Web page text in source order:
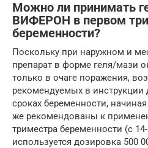
Можно ли принимать
ВИФЕРОН в первом
беременности?
Поскольку при наружном и
препарат в форме геля/мази
только в очаге поражения,
рекомендуемых в инструкции
сроках беременности,
же рекомендованы к
триместра беременности (с
используется дозировка 500